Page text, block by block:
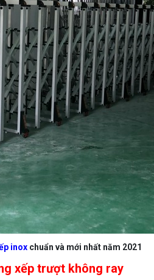
inoxchuẩn và mới nhất năm 2021
xếp trượt không ray